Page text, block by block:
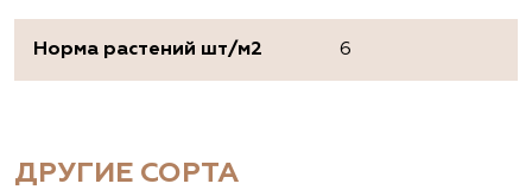
Норма растений шт/м2 6
ДРУГИЕ СОРТА